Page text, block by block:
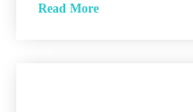
Read More